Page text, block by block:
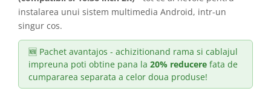
Camere Ford
Camere Opel
Camere Iveco
instalarea unui sistem multimedia Android, intr-un
singur cos.
🆕 Pachet avantajos - achizitionand rama si cablajul
impreuna poti obtine pana la 20% reducere fata de
cumpararea separata a celor doua produse!